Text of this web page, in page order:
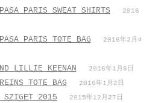
PARIS SWEAT SHIRTS
2016
PARIS TOTE BAG
2016年2月4
LILLIE KEENAN 2016年1月6日
TOTE BAG 2016年1月2日
SZIGET 2015 2015年12月27日